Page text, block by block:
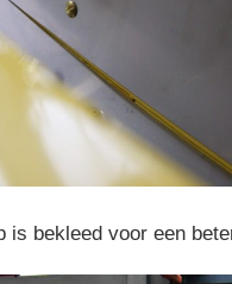
is bekleed voor een